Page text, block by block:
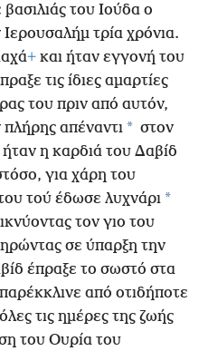
του Ιούδα ο
τρία χρόνια.
+ και ήταν εγγονή του
τις ίδιες αμαρτίες
του πριν από αυτόν,
απέναντι * στον
η καρδιά του Δαβίδ
για χάρη του
τού έδωσε λυχνάρι *
τον γιο του
σε ύπαρξη την
έπραξε το σωστό στα
από οτιδήποτε
τις ημέρες της ζωής
του Ουρία του